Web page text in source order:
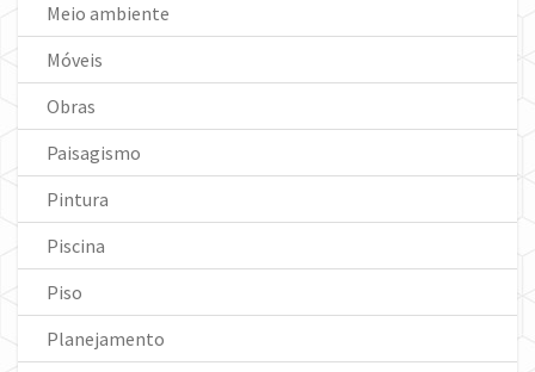
Meio ambiente
Móveis
Obras
Paisagismo
Pintura
Piscina
Piso
Planejamento